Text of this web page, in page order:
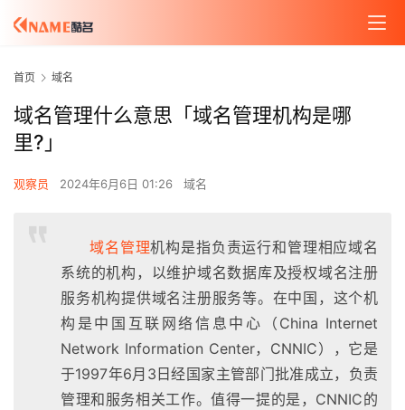
首页 域名
域名管理什么意思「域名管理机构是哪
里?」
观察员 2024年6月6日 01:26 域名
域名管理机构是指负责运行和管理相应域名
系统的机构，以维护域名数据库及授权域名注册
服务机构提供域名注册服务等。在中国，这个机
构是中国互联网络信息中心（China Internet
Network Information Center，CNNIC），它是
于1997年6月3日经国家主管部门批准成立，负责
管理和服务相关工作。值得一提的是，CNNIC的